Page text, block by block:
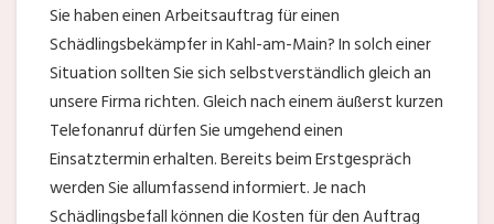
Sie haben einen Arbeitsauftrag für einen
Schädlingsbekämpfer in Kahl-am-Main? In solch einer
Situation sollten Sie sich selbstverständlich gleich an
unsere Firma richten. Gleich nach einem äußerst kurzen
Telefonanruf dürfen Sie umgehend einen
Einsatztermin erhalten. Bereits beim Erstgespräch
werden Sie allumfassend informiert. Je nach
Schädlingsbefall können die Kosten für den Auftrag